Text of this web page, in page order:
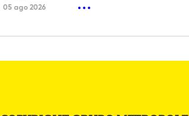
05 ago 2026